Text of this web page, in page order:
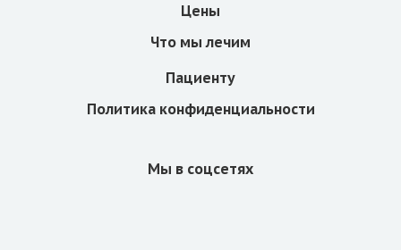
Цены
Что мы лечим
Пациенту
Политика конфиденциальности
Мы в соцсетях